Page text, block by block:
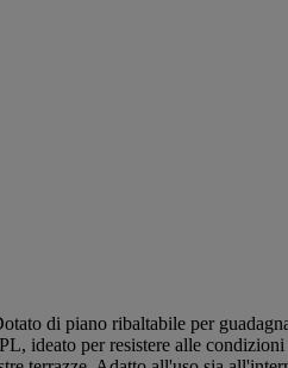
di piano ribaltabile per
ideato per resistere alle condizioni